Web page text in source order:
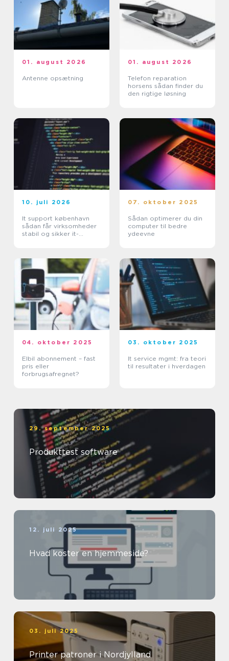
01. august 2026
Antenne opsætning
01. august 2026
Telefon reparation
horsens sådan finder du
den rigtige løsning
10. juli 2026
It support københavn
sådan får virksomheder
stabil og sikker it-
07. oktober 2025
Sådan optimerer du din
computer til bedre
ydeevne
04. oktober 2025
Elbil abonnement – fast
pris eller
forbrugsafregnet?
03. oktober 2025
It service mgmt: fra teori
til resultater i hverdagen
29. september 2025
Produkttest software
12. juli 2025
Hvad koster en hjemmeside?
03. juli 2025
Printer patroner i Nordjylland